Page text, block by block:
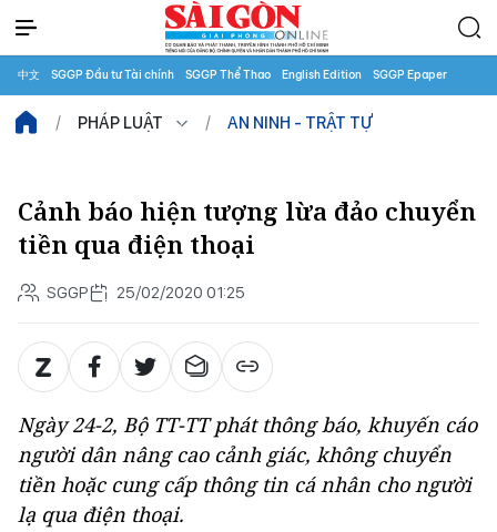
中文 SGGP Đầu tư Tài chính SGGP Thể Thao English Edition SGGP Epaper
PHÁP LUẬT AN NINH - TRẬT TỰ
Cảnh báo hiện tượng lừa đảo chuyển
tiền qua điện thoại
SGGP 25/02/2020 01:25
Ngày 24-2, Bộ TT-TT phát thông báo, khuyến cáo
người dân nâng cao cảnh giác, không chuyển
tiền hoặc cung cấp thông tin cá nhân cho người
lạ qua điện thoại.